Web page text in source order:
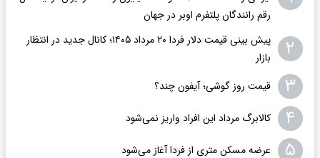
رقم رانندگان پلتفرم اوبر در جهان
۲
پیش بینی قیمت دلار فردا ۲۰ مرداد ۱۴۰۵؛ کانال جدید در انتظار
بازار
۳ قیمت روز گوشی؛ آیفون چند؟
۴ کالابرگ مرداد این افراد واریز نمی‌شود
۵ عرضه مسکن متری از فردا آغاز می‌شود